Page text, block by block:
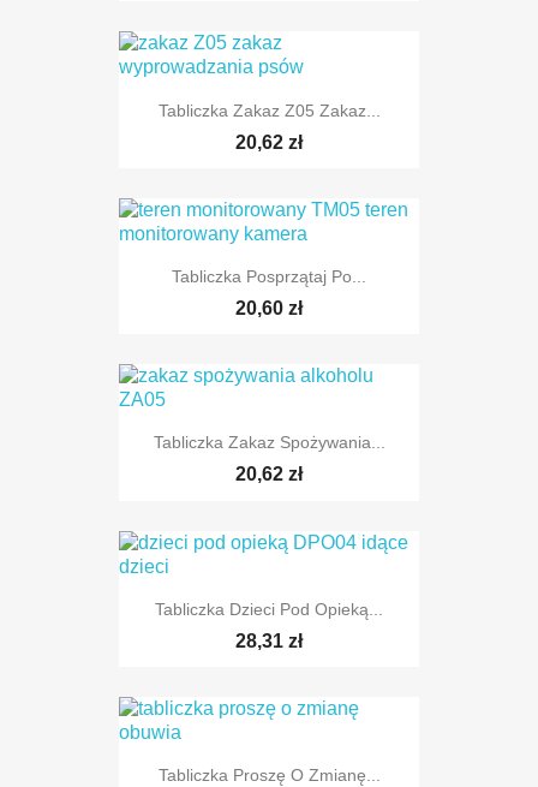
Tabliczka Zakaz Z05 Zakaz...
20,62 zł
Tabliczka Posprzątaj Po...
20,60 zł
Tabliczka Zakaz Spożywania...
20,62 zł
Tabliczka Dzieci Pod Opieką...
28,31 zł
Tabliczka Proszę O Zmianę...